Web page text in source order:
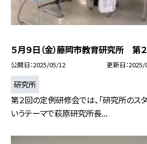
５月９日（金）藤岡市教育研究所 第
公開日 2025/05/12 更新日 2025/
研究所
第２回の定例研修会では、「研究所のス
いうテーマで萩原研究所長...